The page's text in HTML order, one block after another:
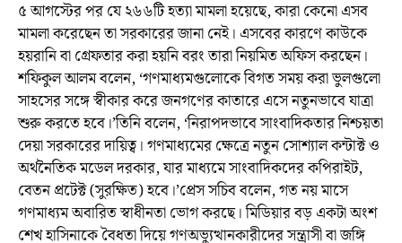
৫ আগস্টের পর যে ২৬৬টি হত্যা মামলা হয়েছে, কারা কেনো এসব
মামলা করেছেন তা সরকারের জানা নেই। এসবের কারণে কাউকে
হয়রানি বা গ্রেফতার করা হয়নি বরং তারা নিয়মিত অফিস করছেন।
শফিকুল আলম বলেন, ‘গণমাধ্যমগুলোকে বিগত সময় করা ভুলগুলো
সাহসের সঙ্গে স্বীকার করে জনগণের কাতারে এসে নতুনভাবে যাত্রা
শুরু করতে হবে।’তিনি বলেন, ‘নিরাপদভাবে সাংবাদিকতার নিশ্চয়তা
দেয়া সরকারের দায়িত্ব। গণমাধ্যমের ক্ষেত্রে নতুন সোশ্যাল কন্টাক্ট ও
অর্থনৈতিক মডেল দরকার, যার মাধ্যমে সাংবাদিকদের কপিরাইট,
বেতন প্রটেক্ট (সুরক্ষিত) হবে।’প্রেস সচিব বলেন, গত নয় মাসে
গণমাধ্যম অবারিত স্বাধীনতা ভোগ করছে। মিডিয়ার বড় একটা অংশ
শেখ হাসিনাকে বৈধতা দিয়ে গণঅভ্যুত্থানকারীদের সন্ত্রাসী বা জঙ্গি